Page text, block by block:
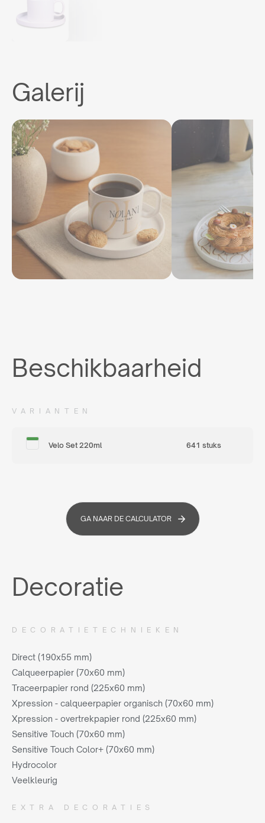
Galerij
Beschikbaarheid
VARIANTEN
Velo Set 220ml 641 stuks
GA NAAR DE CALCULATOR
Decoratie
DECORATIETECHNIEKEN
Direct (190x55 mm)
Calqueerpapier (70x60 mm)
Traceerpapier rond (225x60 mm)
Xpression - calqueerpapier organisch (70x60 mm)
Xpression - overtrekpapier rond (225x60 mm)
Sensitive Touch (70x60 mm)
Sensitive Touch Color+ (70x60 mm)
Hydrocolor
Veelkleurig
EXTRA DECORATIES